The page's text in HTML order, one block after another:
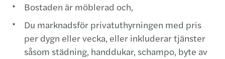
Bostaden är möblerad och,
Du marknadsför privatuthyrningen med pris
per dygn eller vecka, eller inkluderar tjänster
såsom städning, handdukar, schampo, byte av